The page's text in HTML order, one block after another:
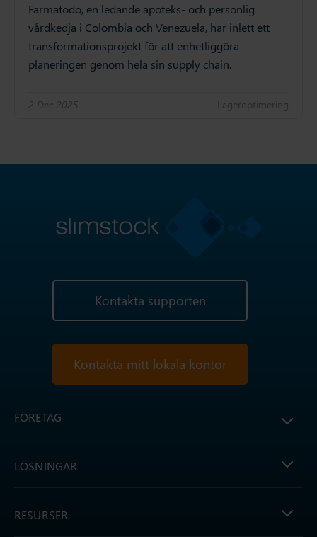
Farmatodo, en ledande apoteks- och personlig
vårdkedja i Colombia och Venezuela, har inlett ett
transformationsprojekt för att enhetliggöra
planeringen genom hela sin supply chain.
2 Dec 2025 Lageroptimering
Kontakta supporten
Kontakta mitt lokala kontor
FÖRETAG
LÖSNINGAR
RESURSER